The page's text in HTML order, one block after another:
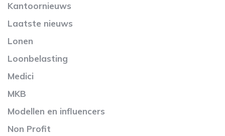
Kantoornieuws
Laatste nieuws
Lonen
Loonbelasting
Medici
MKB
Modellen en influencers
Non Profit